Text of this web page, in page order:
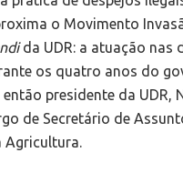
o Movimento
da UDR: a atuação nas
os quatro anos do
presidente da UDR,
de Secretário de
Agricultura.